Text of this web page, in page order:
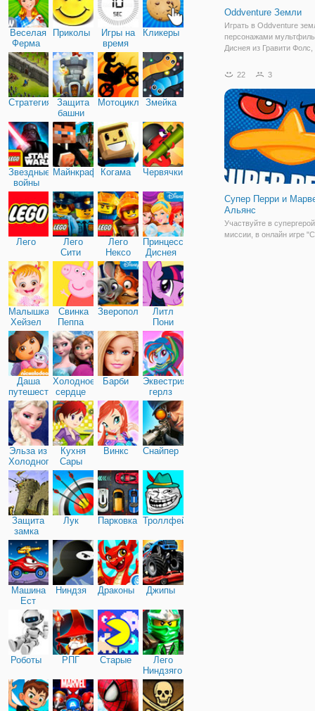
Веселая
Ферма
Приколы
Игры на
время
Кликеры
Стратегия
Защита
башни
МотоциклыЗмейка
Звездные
войны
МайнкрафтКогама Червячки
Лего
Лего
Сити
Лего
Нексо
Найтс
Принцессы
Диснея
Малышка
Хейзел
Свинка
Пеппа
Зверополис
Литл
Пони
Дружба
Даша
путешественница
Холодное
сердце
Барби
Эквестрия
герлз
Эльза из
Холодного
сердца
Кухня
Сары
Винкс Снайпер
Защита
замка
Лук Парковка Троллфейс
Машина
Ест
Машину
Ниндзя Драконы Джипы
Роботы РПГ Старые
Лего
Ниндзяго
Oddventure Земли
Играть в Oddventure
персонажами
Диснея из Гравити
полную странных
22 3
Супер Перри и
Альянс
Участвуйте в
миссии, в онлайн игре